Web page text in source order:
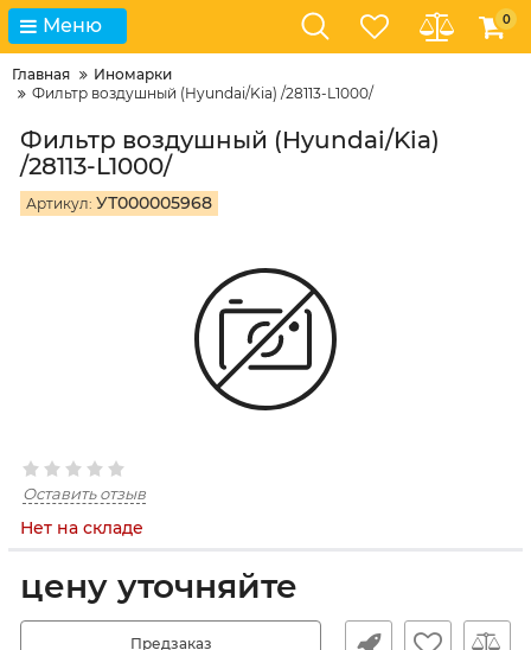
Меню 0
Главная
Иномарки
Фильтр воздушный (Hyundai/Kia) /28113-L1000/
Фильтр воздушный (Hyundai/Kia)
/28113-L1000/
Артикул: УТ000005968
Оставить отзыв
Нет на складе
цену уточняйте
Предзаказ